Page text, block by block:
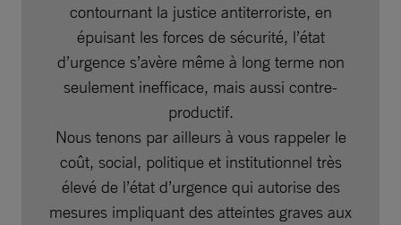
contournant la justice antiterroriste, en
épuisant les forces de sécurité, l’état
d’urgence s’avère même à long terme non
seulement inefficace, mais aussi contre-
productif.
Nous tenons par ailleurs à vous rappeler le
coût, social, politique et institutionnel très
élevé de l’état d’urgence qui autorise des
mesures impliquant des atteintes graves aux